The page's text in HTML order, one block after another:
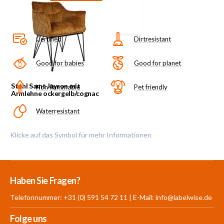
Certified Dirtresistant
Good for babies Good for planet
Non flammable Pet friendly
Waterresistant
Klicke auf das Symbol für mehr Informationen
Stuhl Samt Jayron mit
Armlehne ockergelb/cognac
Mehr als 30.000
Haben Sie Fragen?
Telefonnummer: +31 (0) 591 54 72 11 | E-Mail: info@labelwise.de
Folge uns